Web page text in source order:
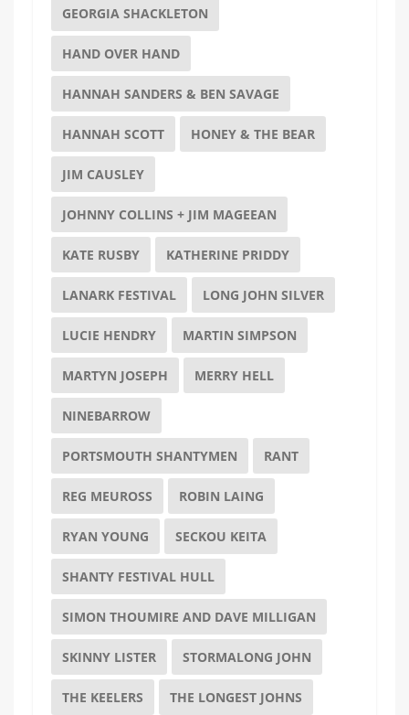
GEORGIA SHACKLETON
HAND OVER HAND
HANNAH SANDERS & BEN SAVAGE
HANNAH SCOTT HONEY & THE BEAR
JIM CAUSLEY
JOHNNY COLLINS + JIM MAGEEAN
KATE RUSBY KATHERINE PRIDDY
LANARK FESTIVAL LONG JOHN SILVER
LUCIE HENDRY MARTIN SIMPSON
MARTYN JOSEPH MERRY HELL
NINEBARROW
PORTSMOUTH SHANTYMEN RANT
REG MEUROSS ROBIN LAING
RYAN YOUNG SECKOU KEITA
SHANTY FESTIVAL HULL
SIMON THOUMIRE AND DAVE MILLIGAN
SKINNY LISTER STORMALONG JOHN
THE KEELERS THE LONGEST JOHNS